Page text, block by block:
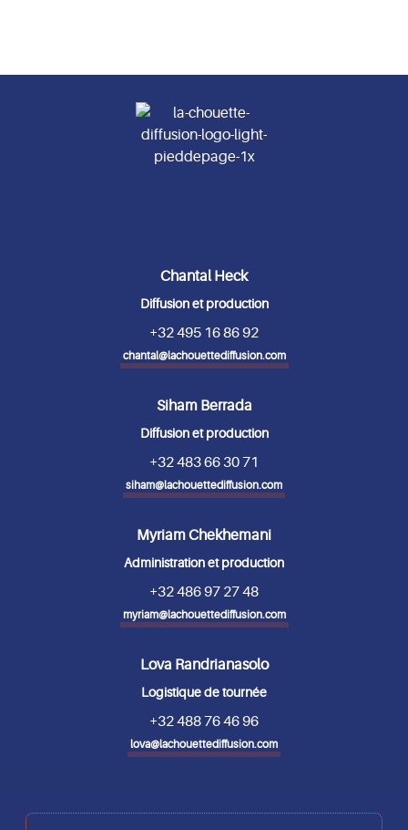
Chantal Heck
Diffusion et production
+32 495 16 86 92
chantal@lachouettediffusion.com
Siham Berrada
Diffusion et production
+32 483 66 30 71
siham@lachouettediffusion.com
Myriam Chekhemani
Administration et production
+32 486 97 27 48
myriam@lachouettediffusion.com
Lova Randrianasolo
Logistique de tournée
+32 488 76 46 96
lova@lachouettediffusion.com